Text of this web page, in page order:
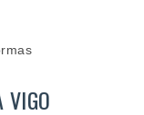
VIGO